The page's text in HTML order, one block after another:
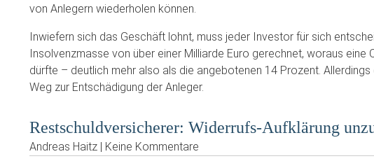
von Anlegern wiederholen können.
Inwiefern sich das Geschäft lohnt, muss jeder Investor für sich
Insolvenzmasse von über einer Milliarde Euro gerechnet, woraus eine
dürfte – deutlich mehr also als die angebotenen 14 Prozent.
Weg zur Entschädigung der Anleger.
Restschuldversicherer: Widerrufs-Aufklärung
Andreas Haitz | Keine Kommentare